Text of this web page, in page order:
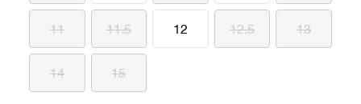
11 11.5 12 12.5 13
14 15